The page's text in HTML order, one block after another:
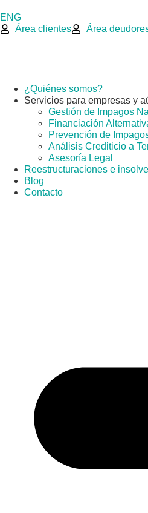
ENG
Área clientes
Área
¿Quiénes somos?
Servicios para empresas y
Gestión de Impagos
Financiación
Prevención de
Análisis Crediticio a
Asesoría Legal
Reestructuraciones e
Blog
Contacto